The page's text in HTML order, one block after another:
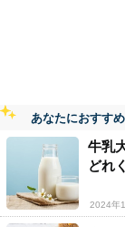
あなたにおすす
牛乳
どれ
2024年